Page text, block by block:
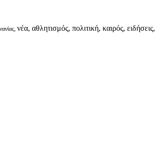
νέα, αθλητισμός, πολιτική, καιρός, ειδήσεις,